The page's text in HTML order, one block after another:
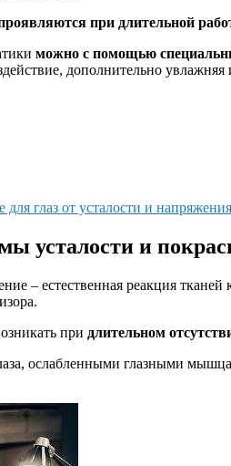
при длительной
можно с помощью
дополнительно
глаз от усталости и
усталости и
– естественная реакция
при длительном
ослабленными глазными